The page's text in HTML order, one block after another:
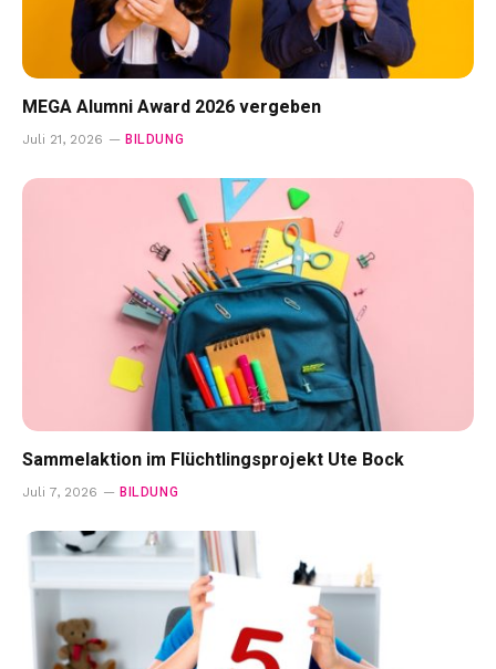
MEGA Alumni Award 2026 vergeben
Juli 21, 2026 BILDUNG
Sammelaktion im Flüchtlingsprojekt Ute Bock
Juli 7, 2026 BILDUNG